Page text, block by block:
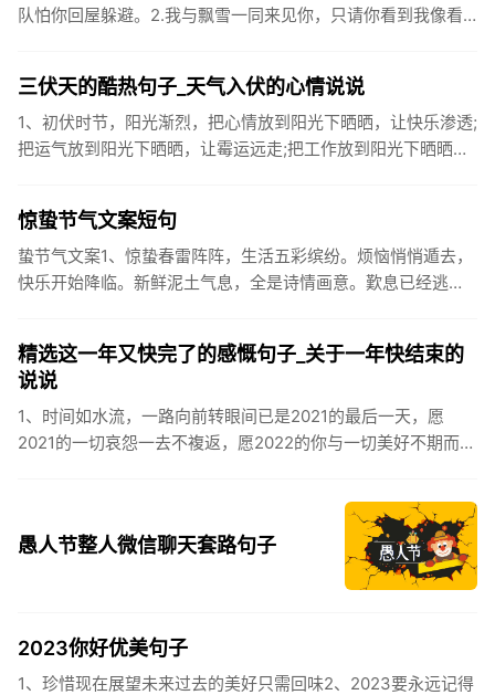
队怕你回屋躲避。2.我与飘雪一同来见你，只请你看到我像看
三伏天的酷热句子_天气入伏的心情说说
1、初伏时节，阳光渐烈，把心情放到阳光下晒晒，让快乐渗透;
把运气放到阳光下晒晒，让霉运远走;把工作放到阳光下晒晒，
惊蛰节气文案短句
蛰节气文案1、惊蛰春雷阵阵，生活五彩缤纷。烦恼悄悄遁去，
快乐开始降临。新鲜泥土气息，全是诗情画意。歎息已经逃
精选这一年又快完了的感慨句子_关于一年快结束的
说说
1、时间如水流，一路向前转眼间已是2021的最后一天，愿
2021的一切哀怨一去不複返，愿2022的你与一切美好不期而
愚人节整人微信聊天套路句子
2023你好优美句子
1、珍惜现在展望未来过去的美好只需回味2、2023要永远记得